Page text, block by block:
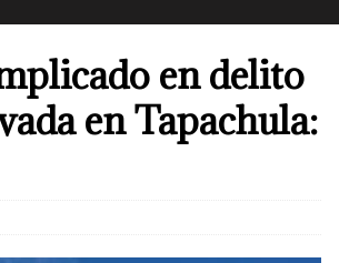
en delito
en Tapachula: